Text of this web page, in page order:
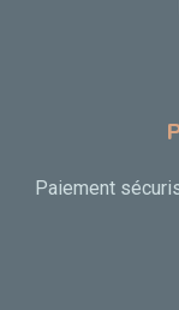
Paiement